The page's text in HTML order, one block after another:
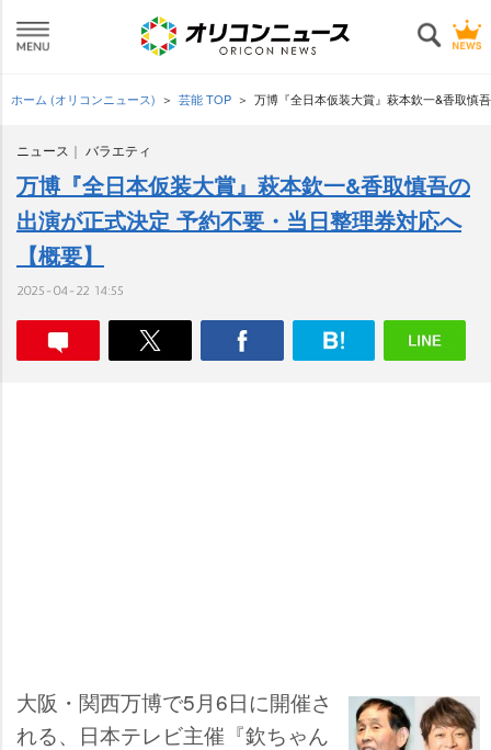
ホーム (オリコンニュース) 芸能 TOP 万博『全日本仮装大賞』萩本欽一&香取慎
ニュース バラエティ
万博『全日本仮装大賞』萩本欽一&香取慎吾の
出演が正式決定 予約不要・当日整理券対応へ
【概要】
2025-04-22 14:55
大阪・関西万博で5月6日に開催さ
れる、日本テレビ主催『欽ちゃん